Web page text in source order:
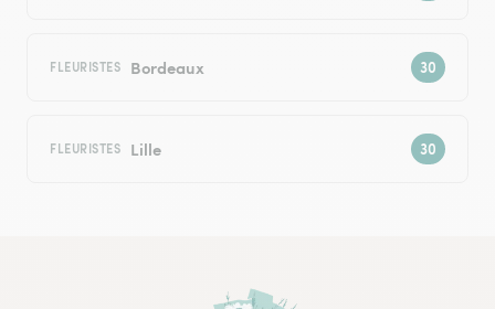
FLEURISTES Bordeaux
FLEURISTES Lille